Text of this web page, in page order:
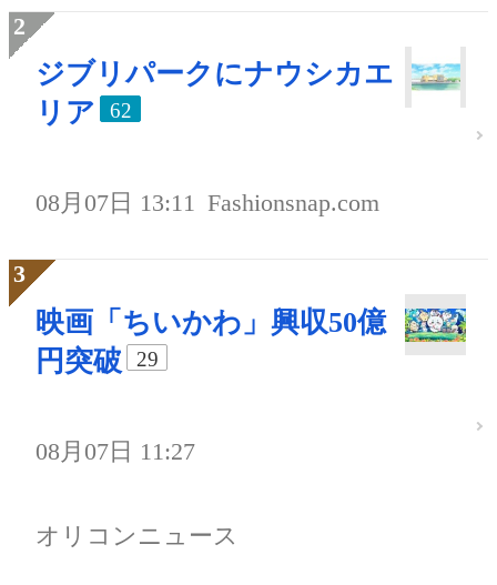
ジブリパークにナウシカエ
リア
62
08月07日 13:11 Fashionsnap.com
映画「ちいかわ」興収50億
円突破
29
08月07日 11:27
オリコンニュース